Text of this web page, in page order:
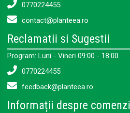
0770224455
contact@planteea.ro
Reclamatii si Sugestii
Program: Luni - Vineri 09:00 - 18:00
0770224455
feedback@planteea.ro
Informații despre comenzi